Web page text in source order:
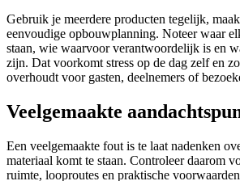
Gebruik je meerdere producten tegelijk,
eenvoudige opbouwplanning. Noteer waar
staan, wie waarvoor verantwoordelijk is en
zijn. Dat voorkomt stress op de dag zelf en
overhoudt voor gasten, deelnemers of
Veelgemaakte
Een veelgemaakte fout is te laat nadenken
materiaal komt te staan. Controleer daarom
ruimte, looproutes en praktische